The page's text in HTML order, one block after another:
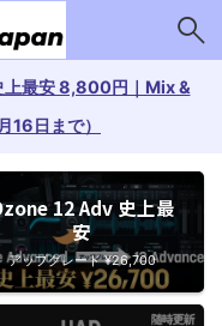
最安 8,800円｜Mix &
日まで）
12 Adv 史上最
安
アップグレード ¥26,700